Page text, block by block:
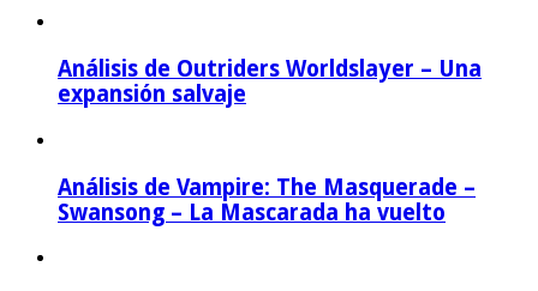
Análisis de Outriders Worldslayer – Una
expansión salvaje
Análisis de Vampire: The Masquerade –
Swansong – La Mascarada ha vuelto